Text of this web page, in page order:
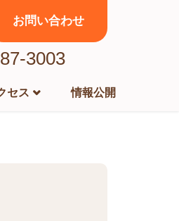
お問い合わせ
3003
セス 情報公開